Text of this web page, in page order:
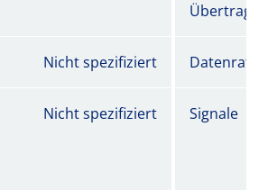
Nicht spezifiziert Datenrate
Nicht spezifiziert Signale